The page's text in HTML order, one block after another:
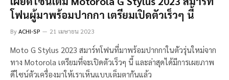
โฟนผู้มาพร้อมปากกา เตรียมเปิดตัวเร็วๆ นี้
ByACHI-SP 21 เมษายน 2023
Moto G Stylus 2023 สมาร์ทโฟนที่มาพร้อมปากกาในตัวรุ่นใหม่จาก
ทาง Motorola เตรียมที่จะเปิดตัวเร็วๆ นี้ และล่าสุดได้มีการเผยภาพ
ดีไซน์ตัวเครื่องมาให้เราเห็นแบบเต็มตากันแล้ว